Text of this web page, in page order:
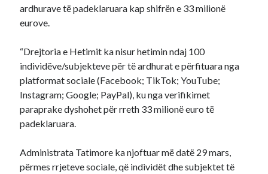
ardhurave të padeklaruara kap shifrën e 33 milionë
eurove.
“Drejtoria e Hetimit ka nisur hetimin ndaj 100
individëve/subjekteve për të ardhurat e përfituara nga
platformat sociale (Facebook; TikTok; YouTube;
Instagram; Google; PayPal), ku nga verifikimet
paraprake dyshohet për rreth 33 milionë euro të
padeklaruara.
Administrata Tatimore ka njoftuar më datë 29 mars,
përmes rrjeteve sociale, që individët dhe subjektet të